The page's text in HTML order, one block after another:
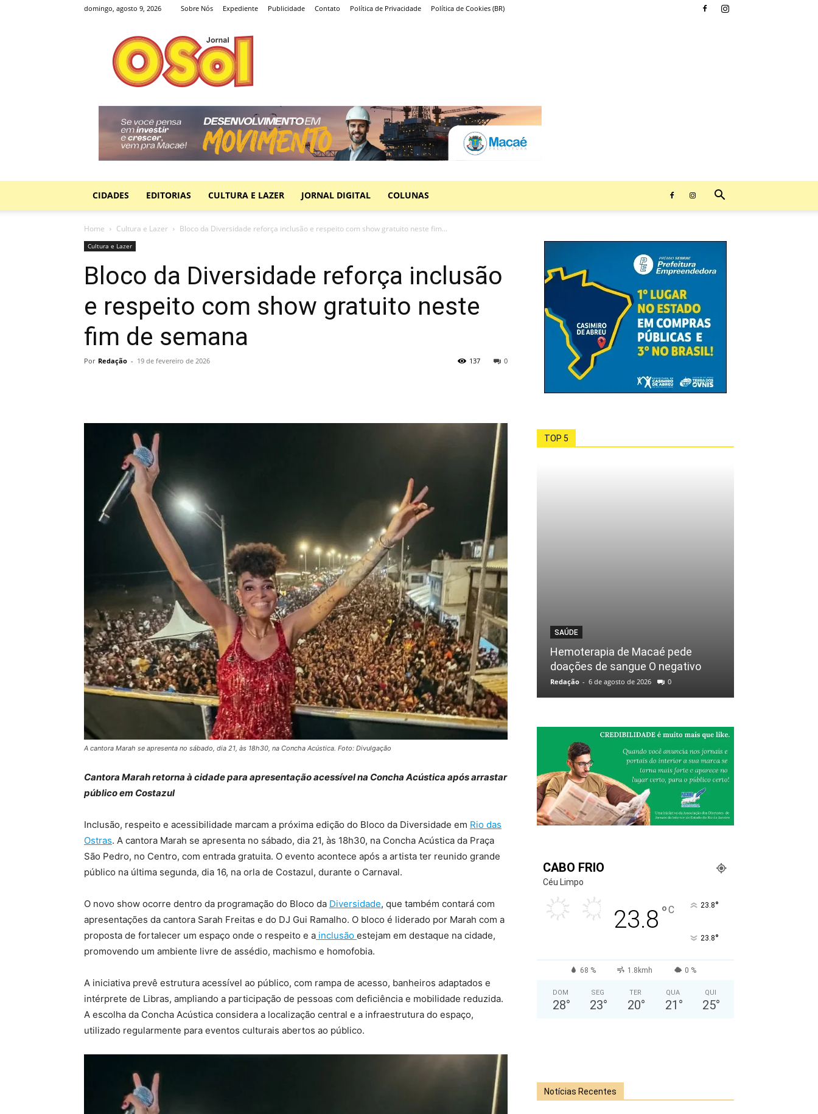
domingo, agosto 9, 2026 Sobre Nós Expediente Publicidade Contato Política de Privacidade Política de Cookies (BR)
Jornal
O
Sol
CIDADES EDITORIAS CULTURA E LAZER JORNAL DIGITAL COLUNAS
Home Cultura e Lazer Bloco da Diversidade reforça inclusão e respeito com show gratuito neste fim...
Cultura e Lazer
Bloco da Diversidade reforça inclusão
e respeito com show gratuito neste
fim de semana
Por Redação - 19 de fevereiro de 2026 0
137
A cantora Marah se apresenta no sábado, dia 21, às 18h30, na Concha Acústica. Foto: Divulgação
Cantora Marah retorna à cidade para apresentação acessível na Concha Acústica após arrastar
público em Costazul
Inclusão, respeito e acessibilidade marcam a próxima edição do Bloco da Diversidade em Rio das
Ostras. A cantora Marah se apresenta no sábado, dia 21, às 18h30, na Concha Acústica da Praça
São Pedro, no Centro, com entrada gratuita. O evento acontece após a artista ter reunido grande
público na última segunda, dia 16, na orla de Costazul, durante o Carnaval.
O novo show ocorre dentro da programação do Bloco da Diversidade, que também contará com
apresentações da cantora Sarah Freitas e do DJ Gui Ramalho. O bloco é liderado por Marah com a
proposta de fortalecer um espaço onde o respeito e a inclusão estejam em destaque na cidade,
promovendo um ambiente livre de assédio, machismo e homofobia.
A iniciativa prevê estrutura acessível ao público, com rampa de acesso, banheiros adaptados e
intérprete de Libras, ampliando a participação de pessoas com deficiência e mobilidade reduzida.
A escolha da Concha Acústica considera a localização central e a infraestrutura do espaço,
utilizado regularmente para eventos culturais abertos ao público.
TOP 5
SAÚDE
Hemoterapia de Macaé pede
doações de sangue O negativo
Redação - 6 de agosto de 2026 0
CABO FRIO
Céu Limpo
23.8 °C 23.8°
23.8°
68 % 1.8kmh 0 %
DOM
28°
SEG
23°
TER
20°
QUA
21 °
QUI
25°
Notícias Recentes